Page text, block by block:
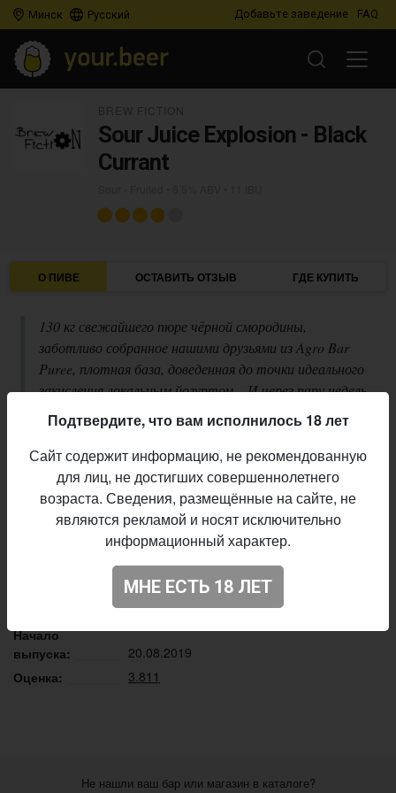
Минск Русский Добавьте заведение FAQ
Sour Juice Explosion - Black
Currant
О ПИВЕ ОСТАВИТЬ ОТЗЫВ ГДЕ КУПИТЬ
130 кг свежайшего пюре чёрной смородины,
заботливо собранное нашими друзьями из Agro Bar
Puree, плотная база, доведенная до точки идеального
закисления локальным йогуртом... И через пару недель
наш второй в серии, но не по значимости, Sour Juice
Explosion - Black Currant заботливо встретит вас и
напомнит о самых ярких и тёплых моментах этого
лета
Описание производителя
Brew Fiction
Sour - Fruited
6,5%
11 IBU
Начало
выпуска:
20.08.2019
Оценка:
3.811
Не нашли ваш бар или магазин в каталоге?
Подтвердите, что вам исполнилось 18 лет
Сайт содержит информацию, не рекомендованную
для лиц, не достигших совершеннолетнего
возраста. Сведения, размещённые на сайте, не
являются рекламой и носят исключительно
информационный характер.
МНЕ ЕСТЬ 18 ЛЕТ